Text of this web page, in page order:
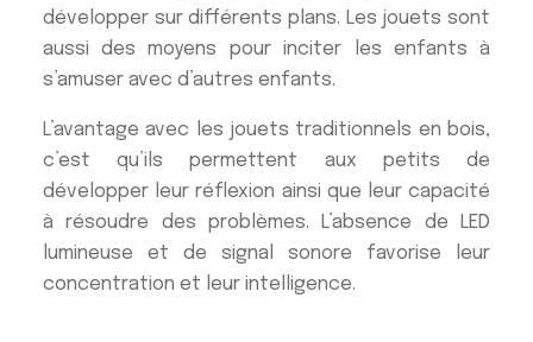
développer sur différents plans. Les jouets sont
aussi des moyens pour inciter les enfants à
s’amuser avec d’autres enfants.
L’avantage avec les jouets traditionnels en bois,
c’est qu’ils permettent aux petits de
développer leur réflexion ainsi que leur capacité
à résoudre des problèmes. L’absence de LED
lumineuse et de signal sonore favorise leur
concentration et leur intelligence.